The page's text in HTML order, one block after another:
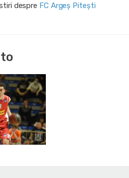
despre FC Argeș Pitești